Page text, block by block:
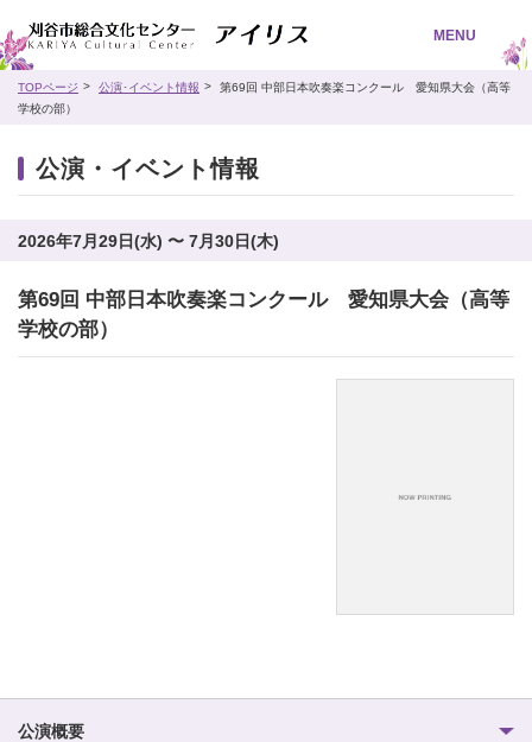
MENU
TOPページ 公演･イベント情報
第69回 中部日本吹奏楽コンクール 愛知県大会（高等
学校の部）
公演・イベント情報
2026年7月29日(水) 〜 7月30日(木)
第69回 中部日本吹奏楽コンクール 愛知県大会（高等
学校の部）
公演概要